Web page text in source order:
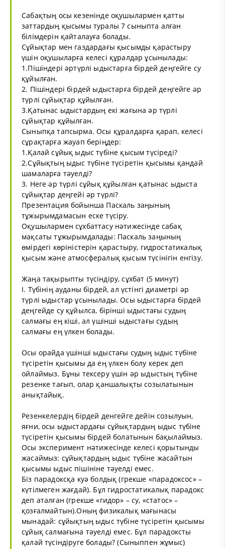
Сабақтың осы кезенінде оқушылармен қатты
заттардың қысымы туралы 7 сыныпта алған
білімдерін қайталауға болады.
Сұйықтар мен газдардағы қысымды қарастыру
үшін оқушыларға келесі құралдар ұсынылады:
1.Пішіндері әртүрлі ыдыстарға бірдей деңгейге су
құйылған.
2. Пішіндері бірдей ыдыстарға бірдей деңгейге әр
түрлі сұйықтар құйылған.
3.Қатынас ыдыстардың екі жағына әр түрлі
сұйықтар құйылған.
Сыныпқа тапсырма. Осы құралдарға қарап, келесі
сұрақтарға жауап беріңдер:
1.Қалай сұйық ыдыс түбіне қысым түсіреді?
2.Сұйықтың ыдыс түбіне түсіретін қысымы қандай
шамаларға тәуелді?
3. Неге әр түрлі сұйық құйылған қатынас ыдыста
сұйықтар деңгейі әр түрлі?
Презентация бойынша Паскаль заңының
тұжырымдамасын еске түсіру.
Оқушылармен сұхбаттасу нәтижесінде сабақ
мақсаты тұжырымдалады: Паскаль заңының
өмірдегі көріністерін қарастыру, гидростатикалық
қысым және атмосфералық қысым түсінігін енгізу.
Жаңа тақырыпты түсіндіру, сұхбат (5 минут)
I. Түбінің ауданы бірдей, ал үстінгі диаметрі әр
түрлі ыдыстар ұсынылады. Осы ыдыстарға бірдей
деңгейде су құйылса, бірінші ыдыстағы судың
салмағы ең кіші, ал үшінші ыдыстағы судың
салмағы ең үлкен болады.
Осы орайда үшінші ыдыстағы судың ыдыс түбіне
түсіретін қысымы да ең үлкен болу керек деп
ойлаймыз. Бұны тексеру үшін әр ыдыстың түбіне
резенке тағып, олар қаншалықты созылатынын
анықтайық.
Резенкелердің бірдей денгейге дейін созылуын,
яғни, осы ыдыстардағы сұйықтардың ыдыс түбіне
түсіретін қысымы бірдей болатынын бақылаймыз.
Осы эксперимент нәтижесінде келесі қорытынды
жасаймыз: сұйықтардың ыдыс түбіне жасайтын
қысымы ыдыс пішініне тәуелді емес.
Біз парадоксқа куә болдық (грекше «парадоксос» –
күтілмеген жағдай). Бұл гидростатикалық парадокс
деп аталған (грекше «гидор» – су, «статос» –
қозғалмайтын).Оның физикалық мағынасы
мынадай: сұйықтың ыдыс түбіне түсіретін қысымы
сұйық салмағына тәуелді емес. Бұл парадоксты
қалай түсіндіруге болады? (Сыныппен жұмыс)